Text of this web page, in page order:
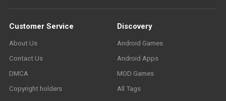
Customer Service
About Us
Contact Us
DMCA
Copyright holders
Discovery
Android Games
Android Apps
MOD Games
All Tags